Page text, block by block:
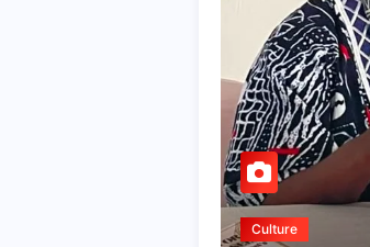
Culture